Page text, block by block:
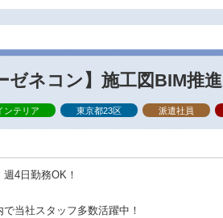
ゼネコン】施工図BIM推進
ンテリア 東京都23区 派遣社員
週4日勤務OK！
で当社スタッフ多数活躍中！